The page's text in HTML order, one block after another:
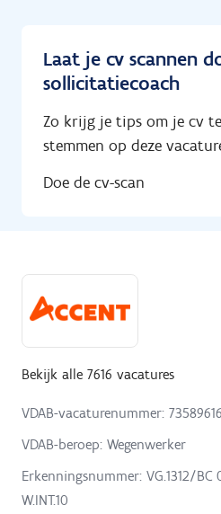
Laat je cv scannen
sollicitatiecoach
Zo krijg je tips om je cv
stemmen op deze
Doe de cv-scan
Bekijk alle 7616 vacatures
VDAB-vacaturenummer: 73589616
VDAB-beroep: Wegenwerker
Erkenningsnummer: VG.1312/BC
W.INT.10